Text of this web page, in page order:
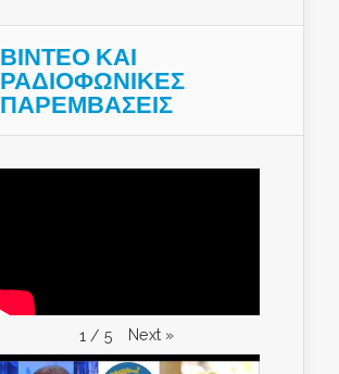
ΒΙΝΤΕΟ ΚΑΙ
ΡΑΔΙΟΦΩΝΙΚΕΣ
ΠΑΡΕΜΒΑΣΕΙΣ
1 / 5 Next »